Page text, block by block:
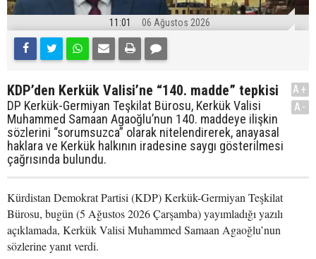
11:01 06 Ağustos 2026
KDP’den Kerkük Valisi’ne “140. madde” tepkisi
DP Kerkük-Germiyan Teşkilat Bürosu, Kerkük Valisi
Muhammed Samaan Agaoğlu’nun 140. maddeye ilişkin
sözlerini “sorumsuzca” olarak nitelendirerek, anayasal
haklara ve Kerkük halkının iradesine saygı gösterilmesi
çağrısında bulundu.
A+
A-
Kürdistan Demokrat Partisi (KDP) Kerkük-Germiyan Teşkilat
Bürosu, bugün (5 Ağustos 2026 Çarşamba) yayımladığı yazılı
açıklamada, Kerkük Valisi Muhammed Samaan Agaoğlu’nun
sözlerine yanıt verdi.